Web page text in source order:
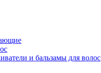
и бальзамы для волос